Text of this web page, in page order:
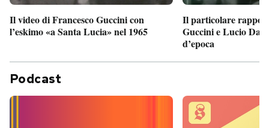
Il video di Francesco Guccini con
l’eskimo «a Santa Lucia» nel 1965
Il particolare
Guccini e Lucio
d’epoca
Podcast